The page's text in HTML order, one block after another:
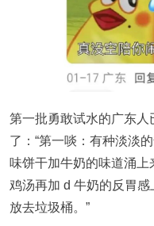
第一批勇敢试水的广东人
了：“第一啖：有种淡淡
味饼干加牛奶的味道涌
鸡汤再加 d 牛奶的反胃
放去垃圾桶。”